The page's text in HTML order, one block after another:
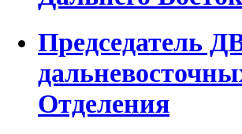
Председатель
Отделения